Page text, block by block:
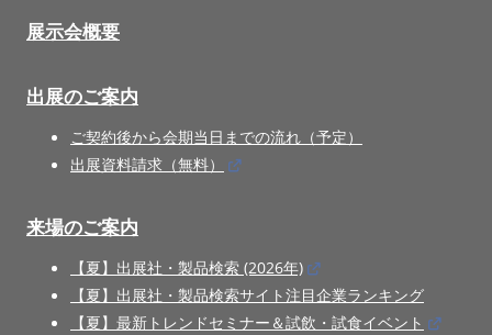
展示会概要
出展のご案内
ご契約後から会期当日までの流れ（予定）
出展資料請求（無料）
来場のご案内
【夏】出展社・製品検索 (2026年)
【夏】出展社・製品検索サイト注目企業ランキング
【夏】最新トレンドセミナー＆試飲・試食イベント